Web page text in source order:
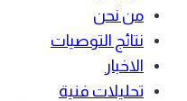
من نحن
نتائج التوصيات
الاخبار
تحليلات فنية